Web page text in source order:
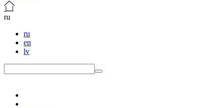
ru
ru
en
lv